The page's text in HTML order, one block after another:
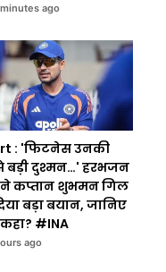
ago
: 'फिटनेस उनकी
बड़ी दुश्मन…' हरभजन
ने कप्तान शुभमन गिल
बड़ा बयान, जानिए
#INA
ago